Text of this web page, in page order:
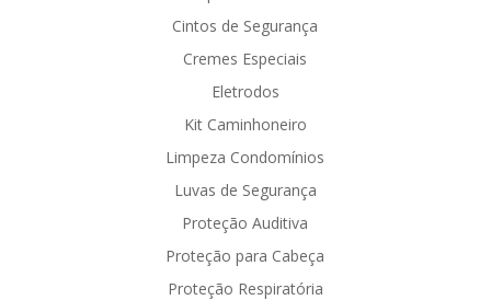
Cintos de Segurança
Cremes Especiais
Eletrodos
Kit Caminhoneiro
Limpeza Condomínios
Luvas de Segurança
Proteção Auditiva
Proteção para Cabeça
Proteção Respiratória